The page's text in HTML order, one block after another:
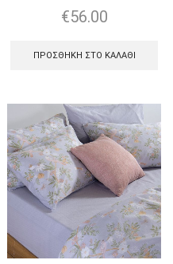
€56.00
ΠΡΟΣΘΉΚΗ ΣΤΟ ΚΑΛΆΘΙ